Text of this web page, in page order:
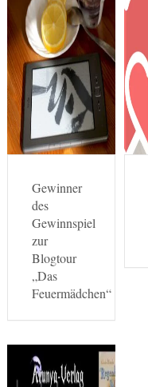
Gewinner
des
Gewinnspiel
zur
Blogtour
„Das
Feuermädchen“